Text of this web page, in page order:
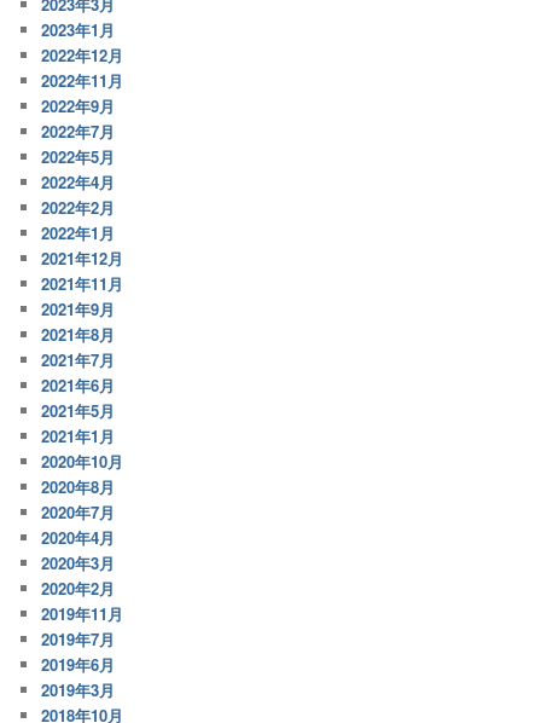
2023年3月
2023年1月
2022年12月
2022年11月
2022年9月
2022年7月
2022年5月
2022年4月
2022年2月
2022年1月
2021年12月
2021年11月
2021年9月
2021年8月
2021年7月
2021年6月
2021年5月
2021年1月
2020年10月
2020年8月
2020年7月
2020年4月
2020年3月
2020年2月
2019年11月
2019年7月
2019年6月
2019年3月
2018年10月